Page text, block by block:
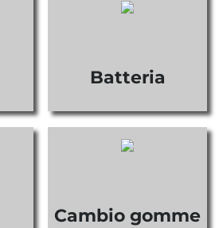
Batteria
Cambio gomme